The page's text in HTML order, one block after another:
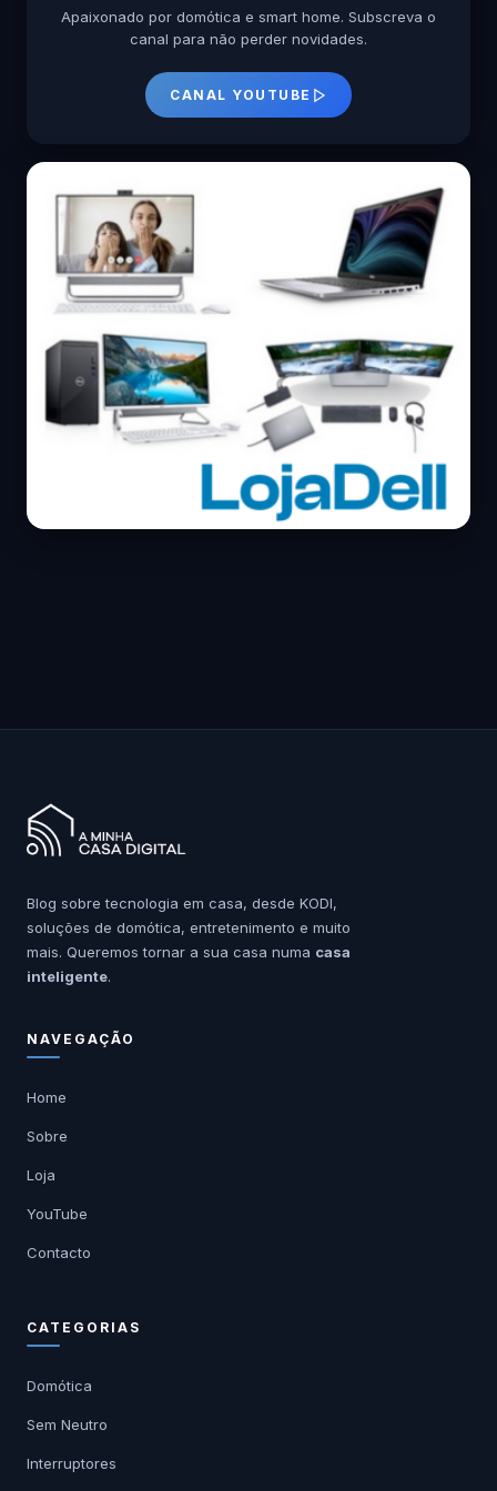
Apaixonado por domótica e smart home. Subscreva o
canal para não perder novidades.
CANAL YOUTUBE
Blog sobre tecnologia em casa, desde KODI,
soluções de domótica, entretenimento e muito
mais. Queremos tornar a sua casa numa casa
inteligente.
NAVEGAÇÃO
Home
Sobre
Loja
YouTube
Contacto
CATEGORIAS
Domótica
Sem Neutro
Interruptores